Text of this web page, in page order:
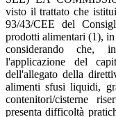
visto il trattato che
93/43/CEE del
prodotti alimentari (1),
considerando che,
l'applicazione del
dell'allegato della
alimenti sfusi liquidi,
contenitori/cisterne
presenta difficoltà